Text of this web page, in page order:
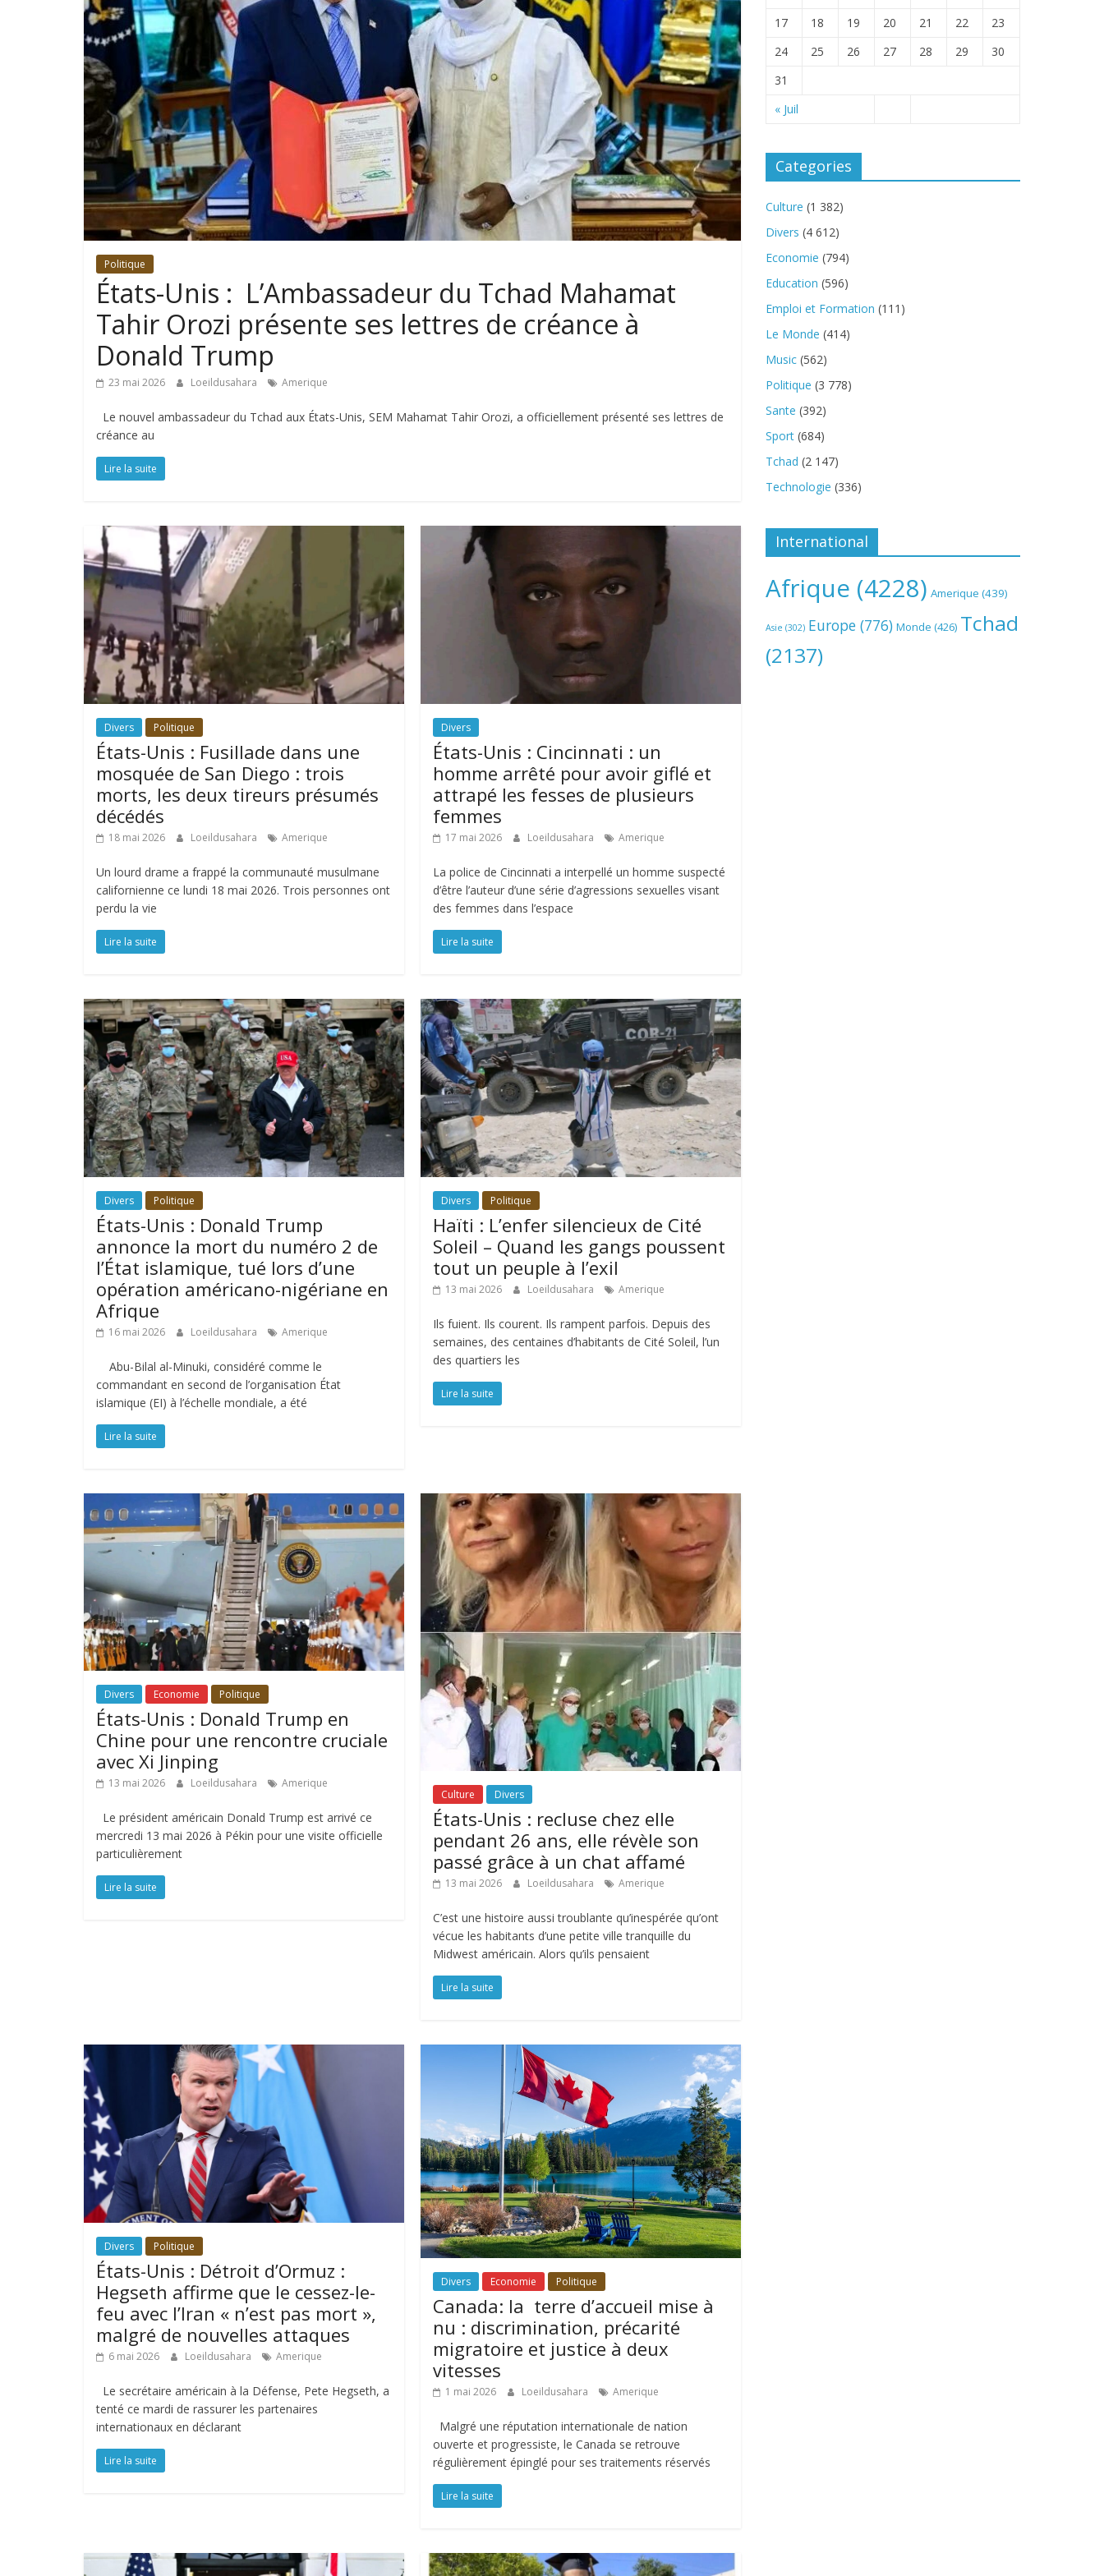
Politique
États-Unis : L’Ambassadeur du Tchad Mahamat
Tahir Orozi présente ses lettres de créance à
Donald Trump
23 mai 2026 Loeildusahara Amerique
Le nouvel ambassadeur du Tchad aux États-Unis, SEM Mahamat Tahir Orozi, a officiellement présenté ses lettres de
créance au
Lire la suite
Divers Politique
États-Unis : Fusillade dans une
mosquée de San Diego : trois
morts, les deux tireurs présumés
décédés
18 mai 2026 Loeildusahara Amerique
Un lourd drame a frappé la communauté musulmane
californienne ce lundi 18 mai 2026. Trois personnes ont
perdu la vie
Lire la suite
Divers
États-Unis : Cincinnati : un
homme arrêté pour avoir giflé et
attrapé les fesses de plusieurs
femmes
17 mai 2026 Loeildusahara Amerique
La police de Cincinnati a interpellé un homme suspecté
d’être l’auteur d’une série d’agressions sexuelles visant
des femmes dans l’espace
Lire la suite
Divers Politique
États-Unis : Donald Trump
annonce la mort du numéro 2 de
l’État islamique, tué lors d’une
opération américano-nigériane en
Afrique
16 mai 2026 Loeildusahara Amerique
Abu-Bilal al-Minuki, considéré comme le
commandant en second de l’organisation État
islamique (EI) à l’échelle mondiale, a été
Lire la suite
Divers Politique
Haïti : L’enfer silencieux de Cité
Soleil – Quand les gangs poussent
tout un peuple à l’exil
13 mai 2026 Loeildusahara Amerique
Ils fuient. Ils courent. Ils rampent parfois. Depuis des
semaines, des centaines d’habitants de Cité Soleil, l’un
des quartiers les
Lire la suite
Divers Economie Politique
États-Unis : Donald Trump en
Chine pour une rencontre cruciale
avec Xi Jinping
13 mai 2026 Loeildusahara Amerique
Le président américain Donald Trump est arrivé ce
mercredi 13 mai 2026 à Pékin pour une visite officielle
particulièrement
Lire la suite
Culture Divers
États-Unis : recluse chez elle
pendant 26 ans, elle révèle son
passé grâce à un chat affamé
13 mai 2026 Loeildusahara Amerique
C’est une histoire aussi troublante qu’inespérée qu’ont
vécue les habitants d’une petite ville tranquille du
Midwest américain. Alors qu’ils pensaient
Lire la suite
Divers Politique
États-Unis : Détroit d’Ormuz :
Hegseth affirme que le cessez-le-
feu avec l’Iran « n’est pas mort »,
malgré de nouvelles attaques
6 mai 2026 Loeildusahara Amerique
Le secrétaire américain à la Défense, Pete Hegseth, a
tenté ce mardi de rassurer les partenaires
internationaux en déclarant
Lire la suite
Divers Economie Politique
Canada: la terre d’accueil mise à
nu : discrimination, précarité
migratoire et justice à deux
vitesses
1 mai 2026 Loeildusahara Amerique
Malgré une réputation internationale de nation
ouverte et progressiste, le Canada se retrouve
régulièrement épinglé pour ses traitements réservés
Lire la suite
« Juil
17
18 19 20 21 22
23
24
25 26 27 28 29
30
31
Categories
Culture (1 382)
Divers (4 612)
Economie (794)
Education (596)
Emploi et Formation (111)
Le Monde (414)
Music (562)
Politique (3 778)
Sante (392)
Sport (684)
Tchad (2 147)
Technologie (336)
International
Afrique (4228) Amerique (439)
Asie (302) Europe (776) Monde (426) Tchad
(2137)